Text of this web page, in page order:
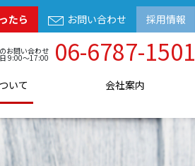
たら お問い合わせ 採用情報
お問い合わせ
9:00～17:00 06-6787-1501
いて 会社案内